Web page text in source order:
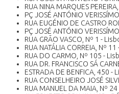
RUA NINA MARQUES
PÇ JOSÉ ANTÓNIO
RUA EUGÉNIO DE CASTRO
PÇ JOSÉ ANTÓNIO
RUA GRÃO VASCO, Nº 1 -
RUA NATÁLIA CORREIA, Nº 11
RUA DO CARMO, Nº 105 -
RUA DR. FRANCISCO SÁ
ESTRADA DE BENFICA, 450 -
RUA CONSELHEIRO JOSÉ
RUA MANUEL DA MAIA, Nº